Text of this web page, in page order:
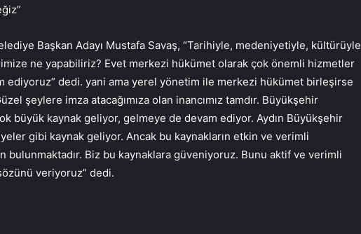
Başkan Adayı Mustafa Savaş, “Tarihiyle, medeniyetiyle, kültürüyle
ne yapabiliriz? Evet merkezi hükümet olarak çok önemli hizmetler
ediyoruz” dedi. yani ama yerel yönetim ile merkezi hükümet birleşirse
şeylere imza atacağımıza olan inancımız tamdır. Büyükşehir
büyük kaynak geliyor, gelmeye de devam ediyor. Aydın Büyükşehir
gibi kaynak geliyor. Ancak bu kaynakların etkin ve verimli
Biz bu kaynaklara güveniyoruz. Bunu aktif ve verimli
veriyoruz” dedi.